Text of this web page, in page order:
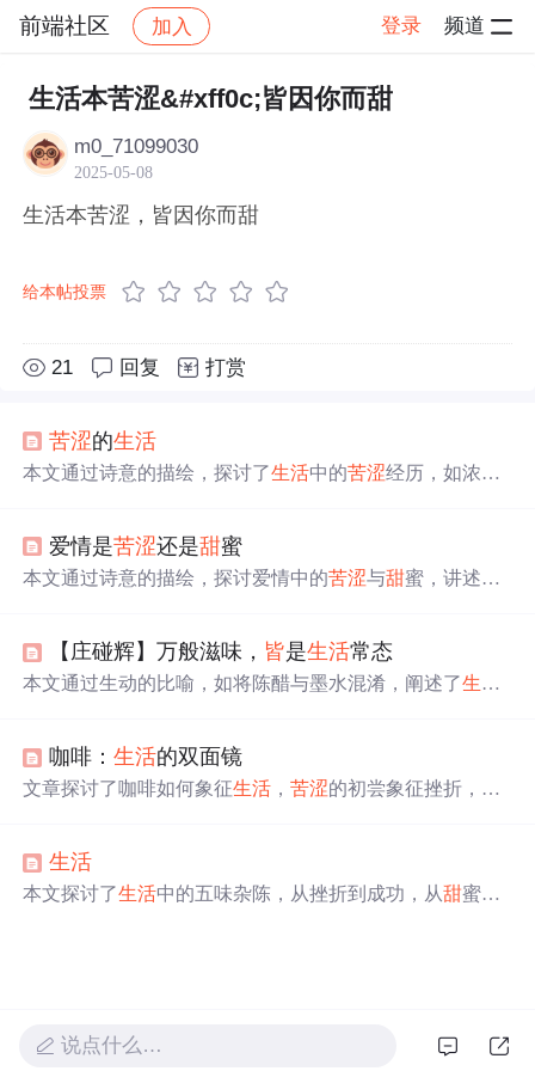
前端社区 加入 登录 频道
社区 前端社区 感慨 帖子详情
生活本苦涩&#xff0c;皆因你而甜
m0_71099030
2025-05-08
生活本苦涩，皆因你而甜
给本帖投票
21 回复 打赏
苦涩的生活
本文通过诗意的描绘，探讨了生活中的苦涩经历，如浓茶
迈进。
爱情是苦涩还是甜蜜
本文通过诗意的描绘，探讨爱情中的苦涩与甜蜜，讲述主
【庄碰辉】万般滋味， 皆是生活常态
本文通过生动的比喻，如将陈醋与墨水混淆，阐述了生活
其中的甘 甜。
咖啡：生活的双面镜
文章探讨了咖啡如何象征生活 ，苦涩的初尝象征挫折，醇
生活
本文探讨了生活中的五味杂陈，从挫折到成功，从甜蜜的
说点什么…